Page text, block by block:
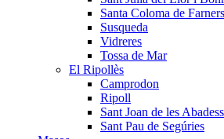
Santa Coloma de Farners
Susqueda
Vidreres
Tossa de Mar
El Ripollès
Camprodon
Ripoll
Sant Joan de les
Sant Pau de Segúries